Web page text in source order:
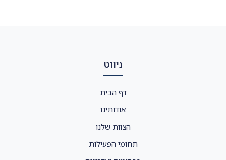
ניווט
דף הבית
אודותינו
הצוות שלנו
תחומי הפעילות